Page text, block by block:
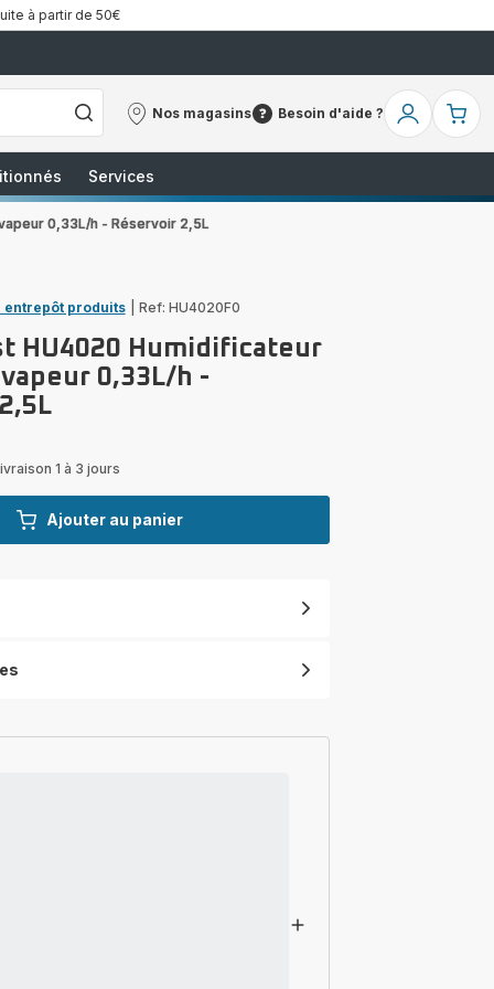
à partir de 50€
Nos magasins
Nos
Besoin d'aide ?
Besoin
Mon
Services
0,33L/h - Réservoir 2,5L
entrepôt produits Ref: HU4020F0
HU4020 Humidificateur
0,33L/h -
1 à 3 jours
Ajouter au panier